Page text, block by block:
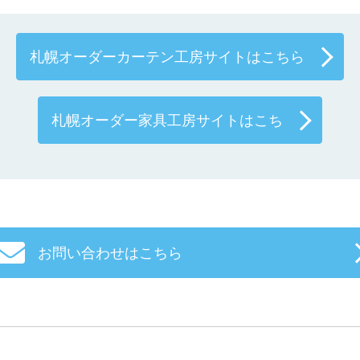
札幌オーダーカーテン工房サイトはこちら
札幌オーダー家具工房サイトはこち
お問い合わせはこちら